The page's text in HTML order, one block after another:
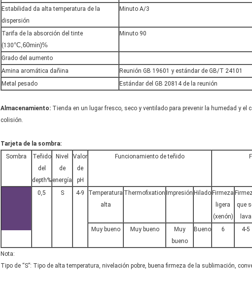
Estabilidad da alta temperatura de la
dispersión
Minuto A/3
Tarifa de la absorción del tinte
(130°C,60min)%
Minuto 90
Grado del aumento
Amina aromática dañina
Reunión GB 19601 y estándar de GB/T 24101
Metal pesado
Estándar del GB 20814 de la reunión
Almacenamiento: Tienda en un lugar fresco, seco y ventilado para prevenir la humedad y el
colisión.
Tarjeta de la sombra:
Sombra
Teñido
del
depth%
Nivel
de
energía
Valor
de
pH
Funcionamiento de teñido
0,5 S 4-9
Temperatura
alta
Thermofixation Impresión HiladoFirmeza
ligera
(xenón)
que
lava
Muy bueno
Muy bueno
Muy
bueno
Bueno 6 4-5
Nota:
Tipo de “S”: Tipo de alta temperatura, nivelación pobre, buena firmeza de la sublimación,